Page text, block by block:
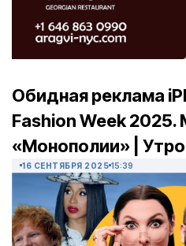
Обидная реклама
Fashion Week 2025.
«Монополии» | Утро
16 СЕНТЯБРЯ 2025 15:39